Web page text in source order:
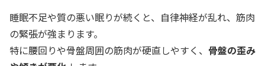
睡眠不足や質の悪い眠りが続くと、自律神経が乱れ、筋肉
の緊張が強まります。
特に腰回りや骨盤周囲の筋肉が硬直しやすく、 骨盤の歪み